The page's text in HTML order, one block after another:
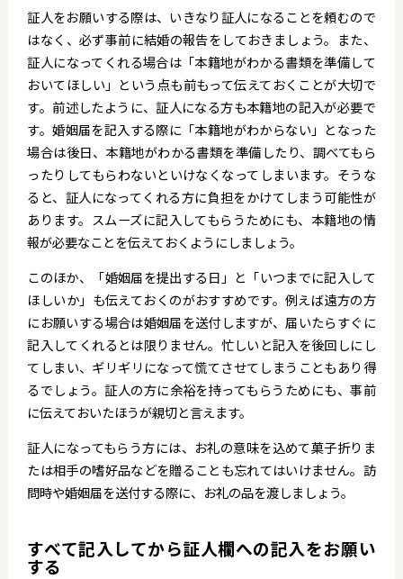
証人をお願いする際は、いきなり証人になることを頼むので
はなく、必ず事前に結婚の報告をしておきましょう。また、
証人になってくれる場合は「本籍地がわかる書類を準備して
おいてほしい」という点も前もって伝えておくことが大切で
す。前述したように、証人になる方も本籍地の記入が必要で
す。婚姻届を記入する際に「本籍地がわからない」となった
場合は後日、本籍地がわかる書類を準備したり、調べてもら
ったりしてもらわないといけなくなってしまいます。そうな
ると、証人になってくれる方に負担をかけてしまう可能性が
あります。スムーズに記入してもらうためにも、本籍地の情
報が必要なことを伝えておくようにしましょう。
このほか、「婚姻届を提出する日」と「いつまでに記入して
ほしいか」も伝えておくのがおすすめです。例えば遠方の方
にお願いする場合は婚姻届を送付しますが、届いたらすぐに
記入してくれるとは限りません。忙しいと記入を後回しにし
てしまい、ギリギリになって慌てさせてしまうこともあり得
るでしょう。証人の方に余裕を持ってもらうためにも、事前
に伝えておいたほうが親切と言えます。
証人になってもらう方には、お礼の意味を込めて菓子折りま
たは相手の嗜好品などを贈ることも忘れてはいけません。訪
問時や婚姻届を送付する際に、お礼の品を渡しましょう。
すべて記入してから証人欄への記入をお願い
する